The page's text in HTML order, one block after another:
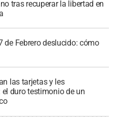
tras recuperar la libertad en
de Febrero deslucido: cómo
las tarjetas y les
duro testimonio de un